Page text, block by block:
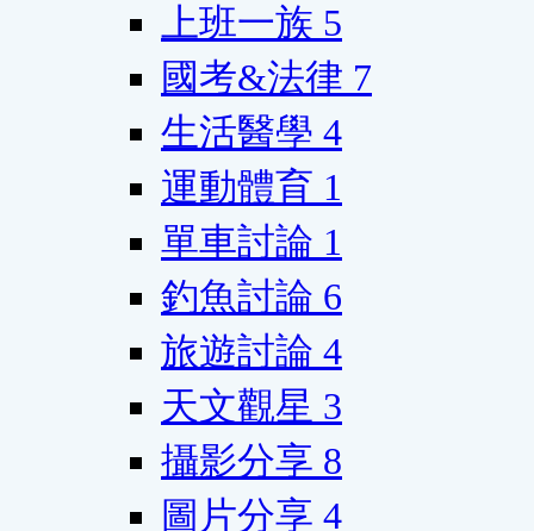
上班一族 5
國考&法律 7
生活醫學 4
運動體育 1
單車討論 1
釣魚討論 6
旅遊討論 4
天文觀星 3
攝影分享 8
圖片分享 4